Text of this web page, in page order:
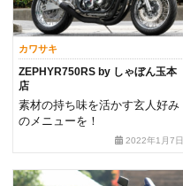
カワサキ
ZEPHYR750RS by しゃぼん玉本
店
素材の持ち味を活かす玄人好み
のメニューを！
2022年1月7日